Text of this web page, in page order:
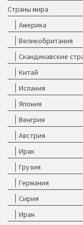
Страны мира
Америка
Великобритания
Скандинавские
Китай
Испания
Япония
Венгрия
Австрия
Ирак
Грузия
Германия
Сирия
Иран